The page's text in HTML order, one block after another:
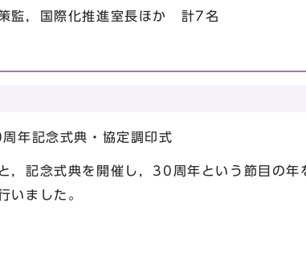
監，国際化推進室長ほか 計7名
年記念式典・協定調印式
記念式典を開催し，30周年という節目の年
いました。